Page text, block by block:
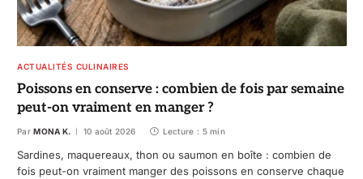
ACTUALITÉS CULINAIRES
Poissons en conserve : combien de fois par semaine
peut-on vraiment en manger ?
Par MONA K. 10 août 2026 Lecture : 5 min
Sardines, maquereaux, thon ou saumon en boîte : combien de
fois peut-on vraiment manger des poissons en conserve chaque